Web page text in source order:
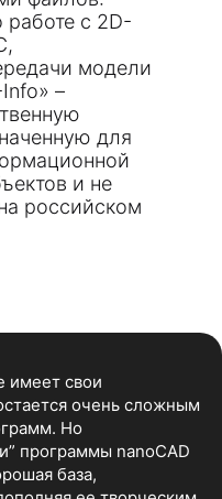
с 2D-
модели
–
для
и не
российском
имеет свои
очень сложным
Но
программы nanoCAD
база,